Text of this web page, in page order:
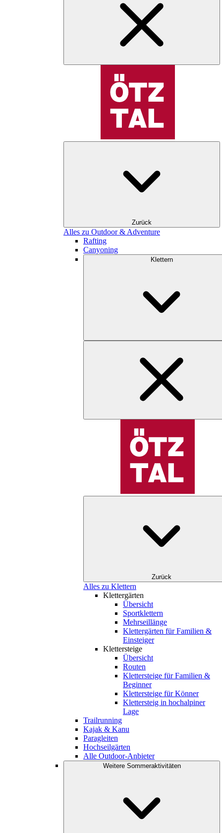
Zurück
Alles zu Outdoor & Adventure
Rafting
Canyoning
Klettern
Zurück
Alles zu Klettern
Klettergärten
Übersicht
Sportklettern
Mehrseillänge
Klettergärten für Familien &
Einsteiger
Klettersteige
Übersicht
Routen
Klettersteige für Familien &
Beginner
Klettersteige für Könner
Klettersteig in hochalpiner
Lage
Trailrunning
Kajak & Kanu
Paragleiten
Hochseilgärten
Alle Outdoor-Anbieter
Weitere Sommeraktivitäten